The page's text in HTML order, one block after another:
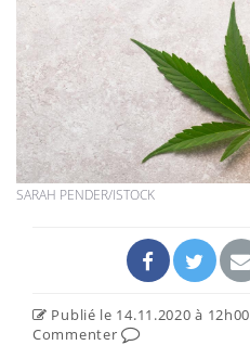
SARAH PENDER/ISTOCK
Publié le 14.11.2020 à 12h00
Commenter